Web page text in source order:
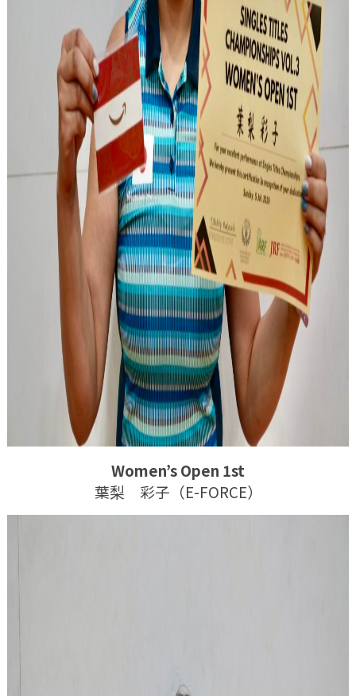
Women’s Open 1st
葉梨 彩子（E-FORCE）